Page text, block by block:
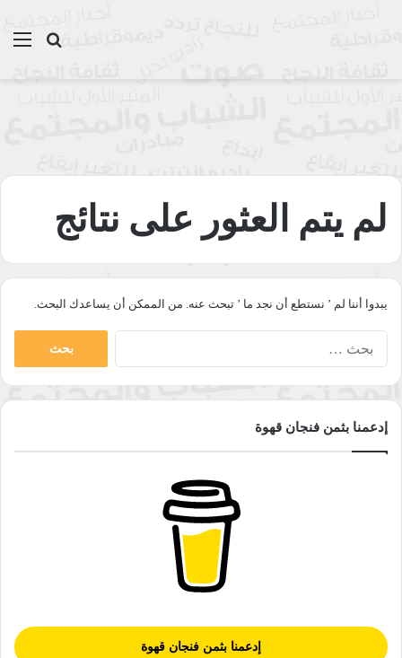
بحث
لم يتم العثور على نتائج
يبدوا أننا لم ’ نستطع أن نجد ما ’ تبحث عنه. من الممكن أن يساعدك البحث.
إدعمنا بثمن فنجان قهوة
إدعمنا بثمن فنجان قهوة